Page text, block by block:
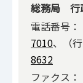
総務局 行
電話番号：
7010、（
8632
ファクス